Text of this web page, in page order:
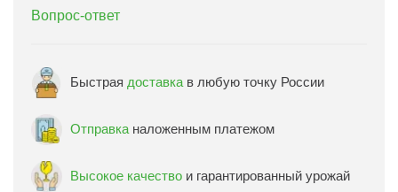
Вопрос-ответ
Быстрая доставка в любую точку России
Отправка наложенным платежом
Высокое качество и гарантированный урожай